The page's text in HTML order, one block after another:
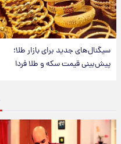
سیگنال‌های جدید برای بازار طلا؛
پیش‌بینی قیمت سکه و طلا فردا